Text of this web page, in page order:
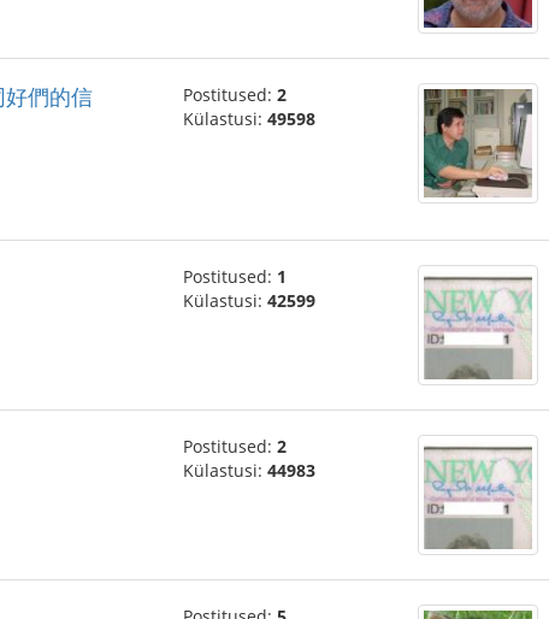
們的信 Postitused: 2
Külastusi: 49598
Postitused: 1
Külastusi: 42599
Postitused: 2
Külastusi: 44983